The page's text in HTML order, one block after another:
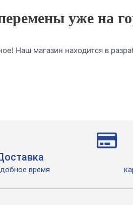
уже на
Наш магазин находится в
время